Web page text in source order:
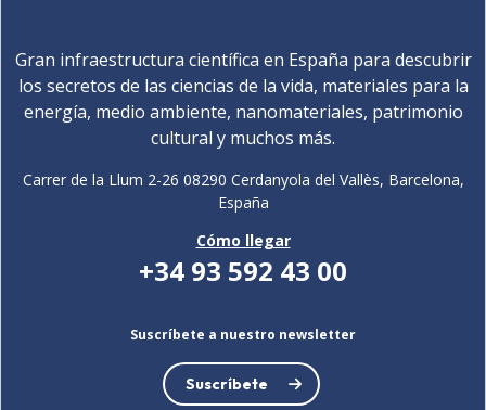
Gran infraestructura científica en España para descubrir
los secretos de las ciencias de la vida, materiales para la
energía, medio ambiente, nanomateriales, patrimonio
cultural y muchos más.
Carrer de la Llum 2-26 08290 Cerdanyola del Vallès, Barcelona,
España
Cómo llegar
+34 93 592 43 00
Suscríbete a nuestro newsletter
Suscríbete